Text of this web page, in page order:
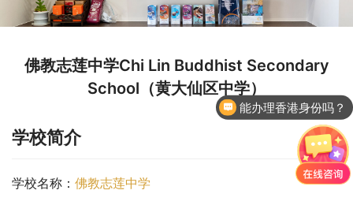
佛教志莲中学Chi Lin Buddhist Secondary
School（黄大仙区中学）
学校简介
学校名称： 佛教志莲中学
能办理香港身份吗？
香港国际学校申请